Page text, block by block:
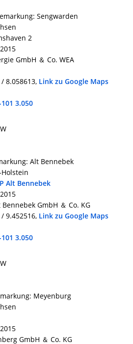
Sengwarden
2
GmbH ＆ Co. WEA
8.058613, Link zu Google Maps
3.050
Alt Bennebek
Alt Bennebek
GmbH ＆ Co. KG
9.452516, Link zu Google Maps
3.050
Meyenburg
GmbH ＆ Co. KG